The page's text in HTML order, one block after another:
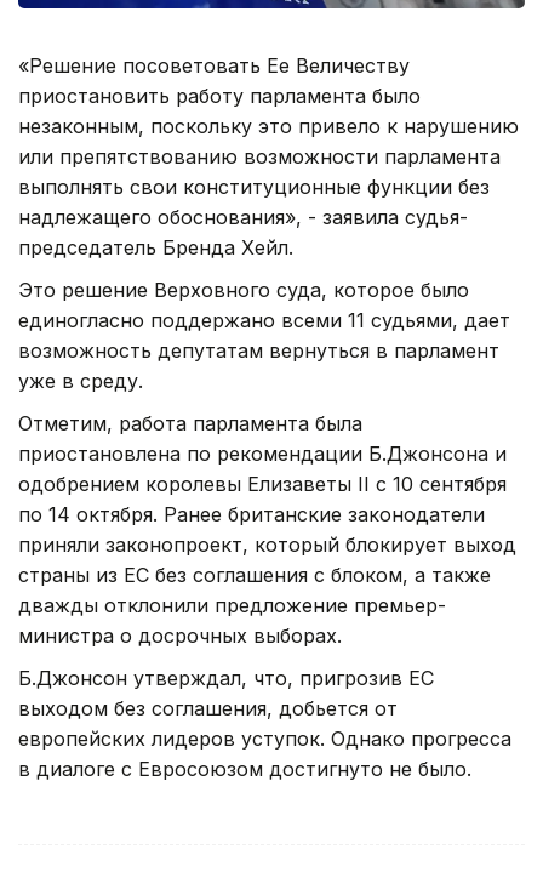
«Решение посоветовать Ее Величеству
приостановить работу парламента было
незаконным, поскольку это привело к нарушению
или препятствованию возможности парламента
выполнять свои конституционные функции без
надлежащего обоснования», - заявила судья-
председатель Бренда Хейл.
Это решение Верховного суда, которое было
единогласно поддержано всеми 11 судьями, дает
возможность депутатам вернуться в парламент
уже в среду.
Отметим, работа парламента была
приостановлена по рекомендации Б.Джонсона и
одобрением королевы Елизаветы II с 10 сентября
по 14 октября. Ранее британские законодатели
приняли законопроект, который блокирует выход
страны из ЕС без соглашения с блоком, а также
дважды отклонили предложение премьер-
министра о досрочных выборах.
Б.Джонсон утверждал, что, пригрозив ЕС
выходом без соглашения, добьется от
европейских лидеров уступок. Однако прогресса
в диалоге с Евросоюзом достигнуто не было.